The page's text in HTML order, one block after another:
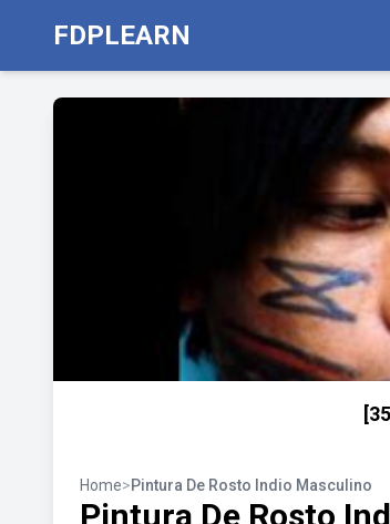
FDPLEARN
Home>Pintura De Rosto Indio Masculino
Pintura De Rosto